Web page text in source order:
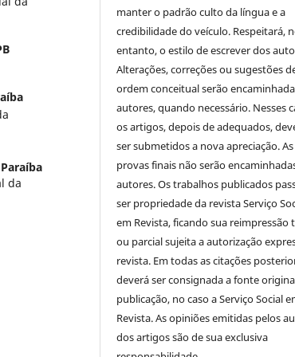
da
manter o padrão culto da língua e a
credibilidade do veículo. Respeitará,
entanto, o estilo de escrever dos
Alterações, correções ou sugestões
ordem conceitual serão
autores, quando necessário. Nesses
os artigos, depois de adequados,
ser submetidos a nova apreciação. As
provas finais não serão
autores. Os trabalhos publicados
ser propriedade da revista Serviço
em Revista, ficando sua reimpressão
ou parcial sujeita a autorização
revista. Em todas as citações
deverá ser consignada a fonte
publicação, no caso a Serviço Social
Revista. As opiniões emitidas pelos
dos artigos são de sua exclusiva